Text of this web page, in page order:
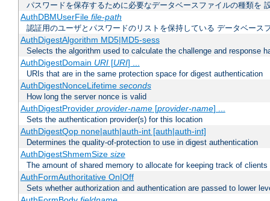
パスワードを保存するために必要なデータベースファイルの種類を
AuthDBMUserFile file-path
認証用のユーザとパスワードのリストを保持している データベース
AuthDigestAlgorithm MD5|MD5-sess
Selects the algorithm used to calculate the challenge and response
AuthDigestDomain URI[URI] ...
URIs that are in the same protection space for digest authentication
AuthDigestNonceLifetime seconds
How long the server nonce is valid
AuthDigestProvider provider-name[provider-name] ...
Sets the authentication provider(s) for this location
AuthDigestQop none|auth|auth-int [auth|auth-int]
Determines the quality-of-protection to use in digest authentication
AuthDigestShmemSize size
The amount of shared memory to allocate for keeping track of clients
AuthFormAuthoritative On|Off
Sets whether authorization and authentication are passed to lower